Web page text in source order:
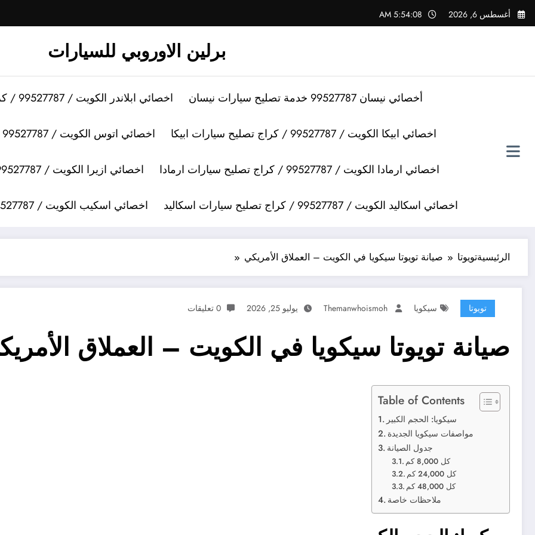
التجاوز
إلى
أغسطس 6, 2026 5:54:09 AM
برلين الاوروبي للسيارات
أخصائي نيسان 99527787 خدمة تصليح سيارات نيسان اخصائي ابلاندر الكويت / 99527787 / كراج تصليح سيارات ابلاندر
اخصائي ابيكا الكويت / 99527787 / كراج تصليح سيارات ابيكا اخصائي اتوس الكويت / 99527787 / كراج تصليح سيارات اتوس
اخصائي ارمادا الكويت / 99527787 / كراج تصليح سيارات ارمادا اخصائي ازيرا الكويت / 99527787 / كراج تصليح سيارات ازيرا
اخصائي اسكاليد الكويت / 99527787 / كراج تصليح سيارات اسكاليد اخصائي اسكيب الكويت / 99527787 / كراج تصليح سيارات اسكيب
الرئيسيةتويوتا صيانة تويوتا سيكويا في الكويت – العملاق الأمريكي
تويوتا سيكويا Themanwhoismoh يوليو 25, 2026 0 تعليقات
صيانة تويوتا سيكويا في الكويت – العملاق
Table of Contents
سيكويا: الحجم الكبير
مواصفات سيكويا الجديدة
جدول الصيانة
كل 8,000 كم
كل 24,000 كم
كل 48,000 كم
ملاحظات خاصة